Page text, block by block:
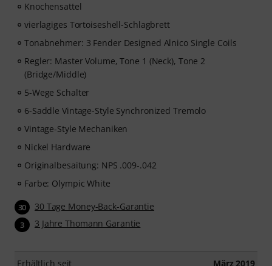
Knochensattel
vierlagiges Tortoiseshell-Schlagbrett
Tonabnehmer: 3 Fender Designed Alnico Single Coils
Regler: Master Volume, Tone 1 (Neck), Tone 2
(Bridge/Middle)
5-Wege Schalter
6-Saddle Vintage-Style Synchronized Tremolo
Vintage-Style Mechaniken
Nickel Hardware
Originalbesaitung: NPS .009-.042
Farbe: Olympic White
30 30 Tage Money-Back-Garantie
3 3 Jahre Thomann Garantie
Erhältlich seit März 2019